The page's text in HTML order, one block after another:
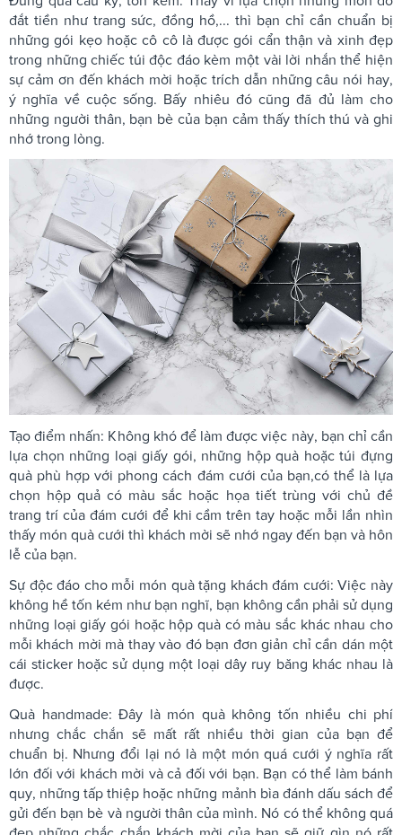
đắt tiền như trang sức, đồng hồ,... thì bạn chỉ cần chuẩn bị
những gói kẹo hoặc cô cô là được gói cẩn thận và xinh đẹp
trong những chiếc túi độc đáo kèm một vài lời nhắn thể hiện
sự cảm ơn đến khách mời hoặc trích dẫn những câu nói hay,
ý nghĩa về cuộc sống. Bấy nhiêu đó cũng đã đủ làm cho
những người thân, bạn bè của bạn cảm thấy thích thú và ghi
nhớ trong lòng.
Tạo điểm nhấn: Không khó để làm được việc này, bạn chỉ cần
lựa chọn những loại giấy gói, những hộp quà hoặc túi đựng
quà phù hợp với phong cách đám cưới của bạn,có thể là lựa
chọn hộp quả có màu sắc hoặc họa tiết trùng với chủ đề
trang trí của đám cưới để khi cầm trên tay hoặc mỗi lần nhìn
thấy món quà cưới thì khách mời sẽ nhớ ngay đến bạn và hôn
lễ của bạn.
Sự độc đáo cho mỗi món quà tặng khách đám cưới: Việc này
không hề tốn kém như bạn nghĩ, bạn không cần phải sử dụng
những loại giấy gói hoặc hộp quà có màu sắc khác nhau cho
mỗi khách mời mà thay vào đó bạn đơn giản chỉ cần dán một
cái sticker hoặc sử dụng một loại dây ruy băng khác nhau là
được.
Quà handmade: Đây là món quà không tốn nhiều chi phí
nhưng chắc chắn sẽ mất rất nhiều thời gian của bạn để
chuẩn bị. Nhưng đổi lại nó là một món quá cưới ý nghĩa rất
lớn đối với khách mời và cả đối với bạn. Bạn có thể làm bánh
quy, những tấp thiệp hoặc những mảnh bìa đánh dấu sách để
gửi đến bạn bè và người thân của mình. Nó có thể không quá